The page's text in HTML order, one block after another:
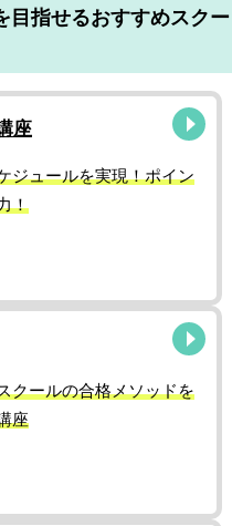
目指せるおすすめスクー
座
ジュールを実現！ポイン
！
クールの合格メソッドを
座